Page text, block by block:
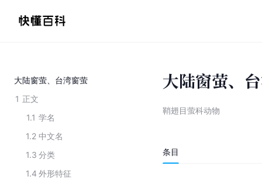
大陆窗萤、台湾窗萤
1 正文
1.1 学名
1.2 中文名
1.3 分类
1.4 外形特征
大陆窗萤、
鞘翅目萤科动物
条目